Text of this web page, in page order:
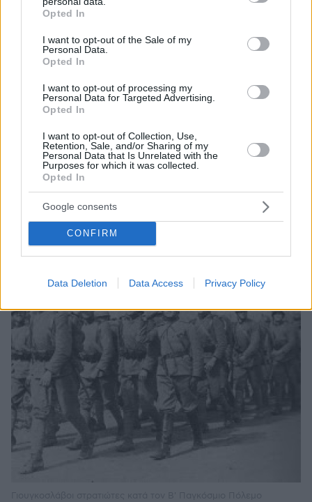
grant or deny consent to Google and its third-party tags to
use your data for below specified purposes in below Google
consent section.
Opted In
I want to opt-out of the Sale of my
Personal Data.
Opted In
I want to opt-out of processing my
Personal Data for Targeted Advertising.
Opted In
I want to opt-out of Collection, Use,
Retention, Sale, and/or Sharing of my
Personal Data that Is Unrelated with the
Purposes for which it was collected.
Opted In
Google consents
CONFIRM
Data Deletion Data Access Privacy Policy
Από τη σύλληψη ενός αιχμαλώτου, στις 8/9 και
όσα αναφέραμε. Οι Γιουγκοσλάβοι είχαν
σημαντικές απώλειες: 17 νεκρούς (ανάμεσά
Παράλληλα, στο πεδίο της μάχης άφησαν:
τέσσερα οπλοπολυβόλα, επτά υποπολυβόλα,
τέσσερα τυφέκια, χειροβομβίδες, ταινίες
πολυβόλου και φυσίγγια αντιαρματικού όπλου,
όλα σοβιετικής προέλευσης. Η ελληνική
αγνοούμενο.